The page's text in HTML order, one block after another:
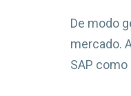
De modo
mercado.
SAP